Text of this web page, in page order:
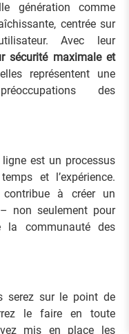
génération comme
centrée sur
Avec leur
sécurité maximale et
représentent une
des
est un processus
et l’expérience.
à créer un
non seulement pour
la communauté des
serez sur le point de
le faire en toute
mis en place les